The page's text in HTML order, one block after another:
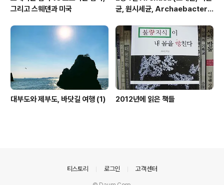
그리고 스웨덴과 미국
균, 원시세균, Archaebacteri
대부도와 제부도, 바닷길 여행 (1) 2012년에 읽은 책들
티스토리 로그인 고객센터